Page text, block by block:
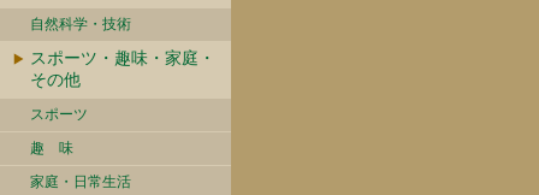
自然科学・技術
スポーツ・趣味・家庭・
その他
スポーツ
趣 味
家庭・日常生活